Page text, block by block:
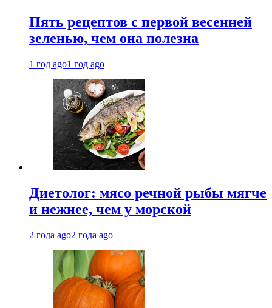
Пять рецептов с первой весенней
зеленью, чем она полезна
1 год ago1 год ago
Диетолог: мясо речной рыбы мягче
и нежнее, чем у морской
2 года ago2 года ago